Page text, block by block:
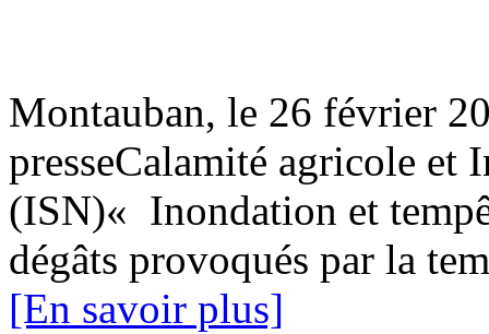
Montauban, le 26 février
presseCalamité agricole et
(ISN)« Inondation et
dégâts provoqués par la
[En savoir plus]